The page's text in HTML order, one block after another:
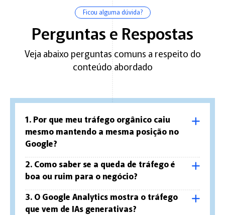
Ficou alguma dúvida?
Perguntas e Respostas
Veja abaixo perguntas comuns a respeito do
conteúdo abordado
1. Por que meu tráfego orgânico caiu
mesmo mantendo a mesma posição no
Google?
2. Como saber se a queda de tráfego é
boa ou ruim para o negócio?
3. O Google Analytics mostra o tráfego
que vem de IAs generativas?